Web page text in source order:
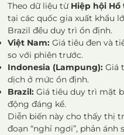
Theo dữ liệu từ Hiệp hội Hồ
tại các quốc gia xuất khẩu
Brazil đều duy trì ổn định.
Việt Nam: Giá tiêu đen và
so với phiên trước.
Indonesia (Lampung): Giá
dịch ở mức ổn định.
Brazil: Giá tiêu duy trì mặt
động đáng kể.
Diễn biến này cho thấy thị
đoạn “nghỉ ngơi”, phản